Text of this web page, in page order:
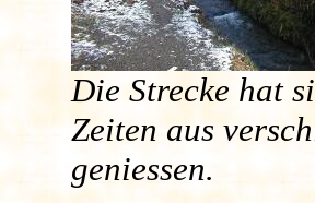
Die Strecke hat
Zeiten aus
geniessen.